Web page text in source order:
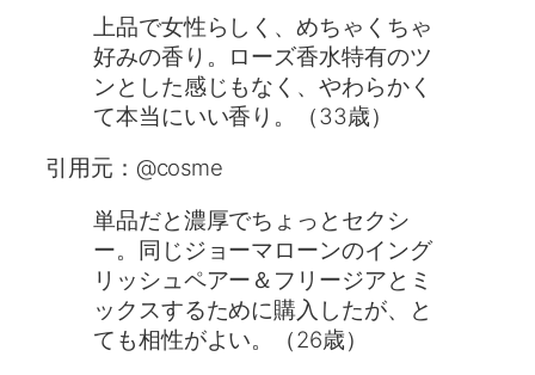
上品で女性らしく、めちゃくちゃ
好みの香り。ローズ香水特有のツ
ンとした感じもなく、やわらかく
て本当にいい香り。（33歳）
引用元：@cosme
単品だと濃厚でちょっとセクシ
ー。同じジョーマローンのイング
リッシュペアー＆フリージアとミ
ックスするために購入したが、と
ても相性がよい。（26歳）